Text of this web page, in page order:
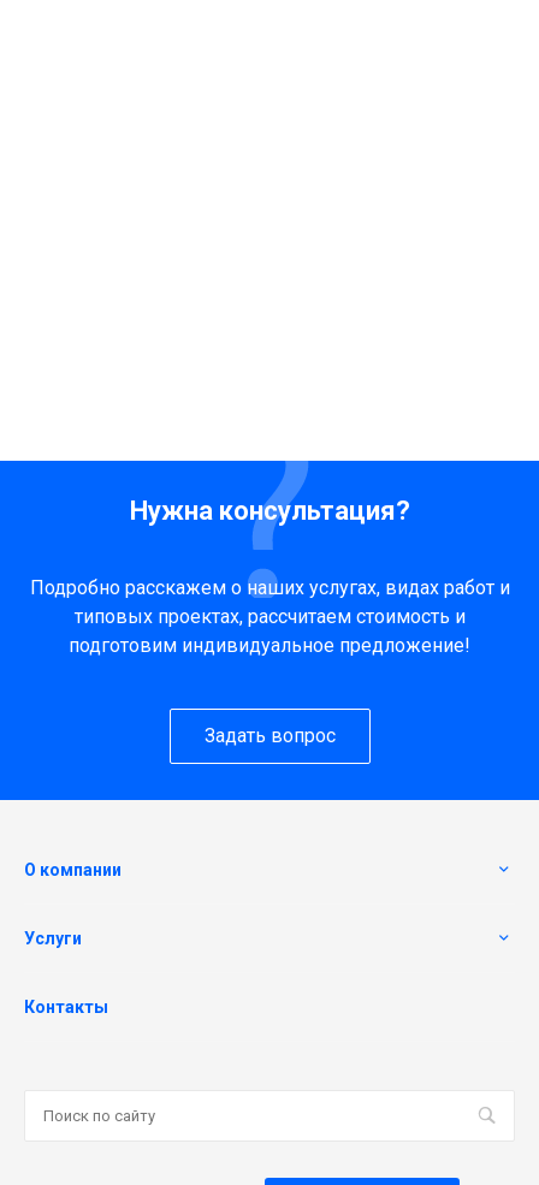
Нужна консультация?
Подробно расскажем о наших услугах, видах работ и
типовых проектах, рассчитаем стоимость и
подготовим индивидуальное предложение!
Задать вопрос
О компании
Услуги
Контакты